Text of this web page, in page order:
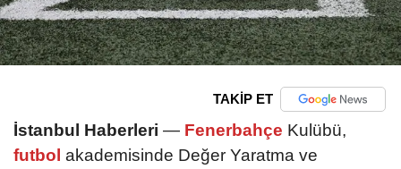
TAKİP ET
İstanbul Haberleri — Fenerbahçe Kulübü,
futbol akademisinde Değer Yaratma ve